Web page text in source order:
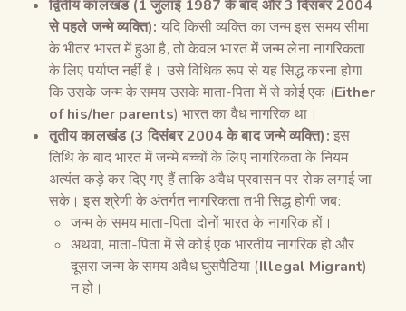
द्वितीय कालखंड (1जुलाई 1987के बाद और3दिसंबर2004
से पहले जन्मे व्यक्ति): यदि किसी व्यक्ति का जन्म इस समय सीमा
के भीतर भारत में हुआ है, तो केवल भारत में जन्म लेना नागरिकता
के लिए पर्याप्त नहीं है। उसे विधिक रूप से यह सिद्ध करना होगा
कि उसके जन्म के समय उसके माता-पिता में से कोई एक (Either
of his/her parents) भारत का वैध नागरिक था।
तृतीय कालखंड (3दिसंबर2004के बाद जन्मे व्यक्ति): इस
तिथि के बाद भारत में जन्मे बच्चों के लिए नागरिकता के नियम
अत्यंत कड़े कर दिए गए हैं ताकि अवैध प्रवासन पर रोक लगाई जा
सके। इस श्रेणी के अंतर्गत नागरिकता तभी सिद्ध होगी जब:
जन्म के समय माता-पिता दोनों भारत के नागरिक हों।
अथवा, माता-पिता में से कोई एक भारतीय नागरिक हो और
दूसरा जन्म के समय अवैध घुसपैठिया (Illegal Migrant)
न हो।